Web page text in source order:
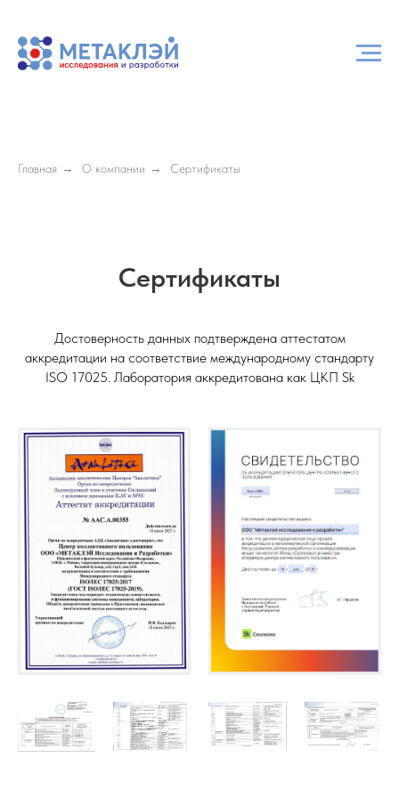
Главная → О компании → Сертификаты
Сертификаты
Достоверность данных подтверждена аттестатом
аккредитации на соответствие международному стандарту
ISO 17025. Лаборатория аккредитована как ЦКП Sk